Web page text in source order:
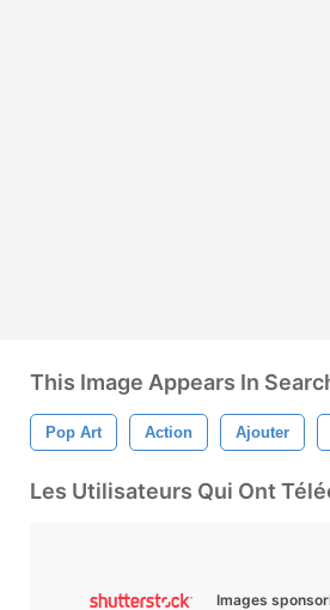
This Image Appears In
Pop Art Action Ajouter
Les Utilisateurs Qui Ont
Images